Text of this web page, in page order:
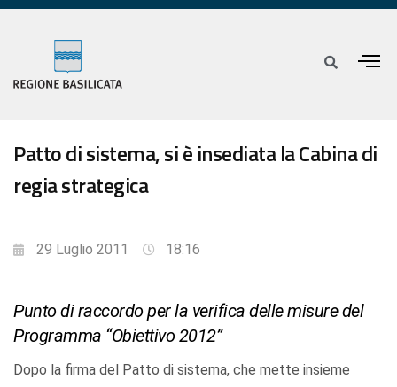
Patto di sistema, si è insediata la Cabina di
regia strategica
29 Luglio 2011 18:16
Punto di raccordo per la verifica delle misure del
Programma “Obiettivo 2012”
Dopo la firma del Patto di sistema, che mette insieme